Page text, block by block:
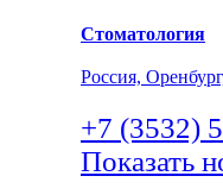
Стоматология
Россия,
+7 (3532)
Показать